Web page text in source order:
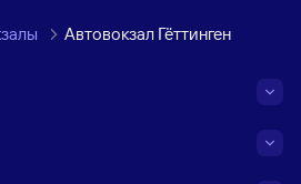
Автовокзал Гёттинген